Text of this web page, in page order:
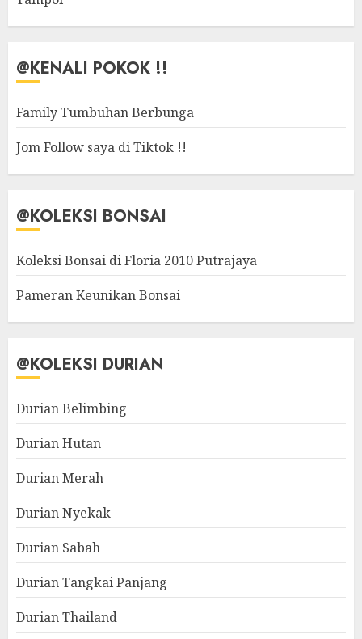
@KENALI POKOK !!
Family Tumbuhan Berbunga
Jom Follow saya di Tiktok !!
@KOLEKSI BONSAI
Koleksi Bonsai di Floria 2010 Putrajaya
Pameran Keunikan Bonsai
@KOLEKSI DURIAN
Durian Belimbing
Durian Hutan
Durian Merah
Durian Nyekak
Durian Sabah
Durian Tangkai Panjang
Durian Thailand